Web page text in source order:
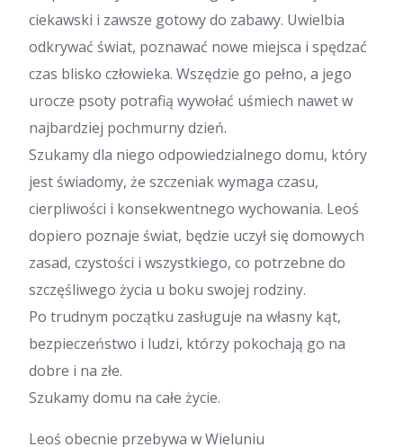
ciekawski i zawsze gotowy do zabawy. Uwielbia
odkrywać świat, poznawać nowe miejsca i spędzać
czas blisko człowieka. Wszędzie go pełno, a jego
urocze psoty potrafią wywołać uśmiech nawet w
najbardziej pochmurny dzień.
Szukamy dla niego odpowiedzialnego domu, który
jest świadomy, że szczeniak wymaga czasu,
cierpliwości i konsekwentnego wychowania. Leoś
dopiero poznaje świat, będzie uczył się domowych
zasad, czystości i wszystkiego, co potrzebne do
szczęśliwego życia u boku swojej rodziny.
Po trudnym początku zasługuje na własny kąt,
bezpieczeństwo i ludzi, którzy pokochają go na
dobre i na złe.
Szukamy domu na całe życie.
Leoś obecnie przebywa w Wieluniu